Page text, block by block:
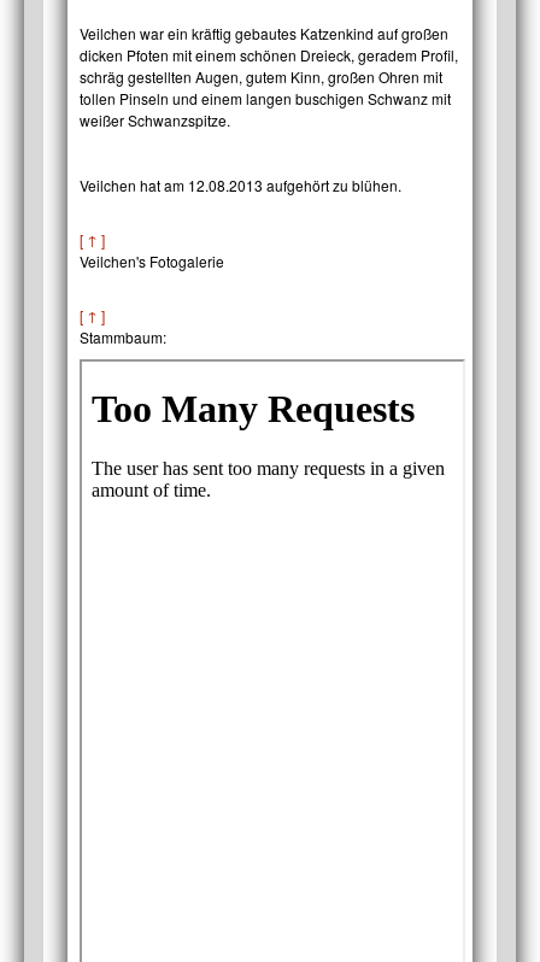
Veilchen war ein kräftig gebautes Katzenkind auf großen
dicken Pfoten mit einem schönen Dreieck, geradem Profil,
schräg gestellten Augen, gutem Kinn, großen Ohren mit
tollen Pinseln und einem langen buschigen Schwanz mit
weißer Schwanzspitze.
Veilchen hat am 12.08.2013 aufgehört zu blühen.
[ ↑ ]
Veilchen's Fotogalerie
[ ↑ ]
Stammbaum: